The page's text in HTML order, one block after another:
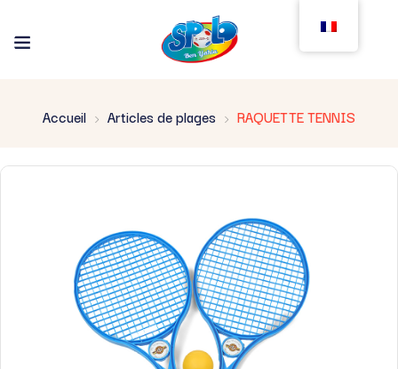
Accueil Articles de plages RAQUETTE TENNIS